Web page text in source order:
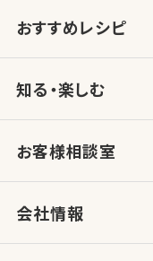
おすすめレシピ
知る・楽しむ
お客様相談室
会社情報